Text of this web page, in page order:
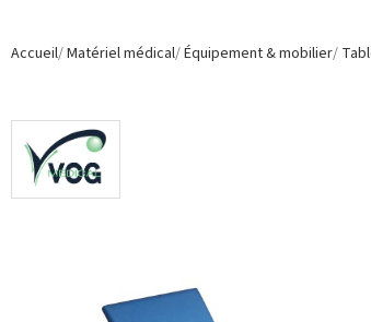
Accueil Matériel médical Équipement & mobilier